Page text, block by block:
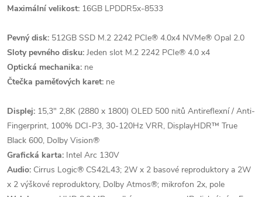
Maximální velikost: 16GB LPDDR5x-8533
Pevný disk: 512GB SSD M.2 2242 PCIe® 4.0x4 NVMe® Opal 2.0
Sloty pevného disku: Jeden slot M.2 2242 PCIe® 4.0 x4
Optická mechanika: ne
Čtečka paměťových karet: ne
Displej: 15,3" 2,8K (2880 x 1800) OLED 500 nitů Antireflexní / Anti-
Fingerprint, 100% DCI-P3, 30-120Hz VRR, DisplayHDR™ True
Black 600, Dolby Vision®
Grafická karta: Intel Arc 130V
Audio: Cirrus Logic® CS42L43; 2W x 2 basové reproduktory a 2W
x 2 výškové reproduktory, Dolby Atmos®; mikrofon 2x, pole